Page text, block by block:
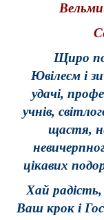
Щиро
Ювілеєм і з
удачі,
учнів,
щастя,
цікавих
Хай
Ваш крок і